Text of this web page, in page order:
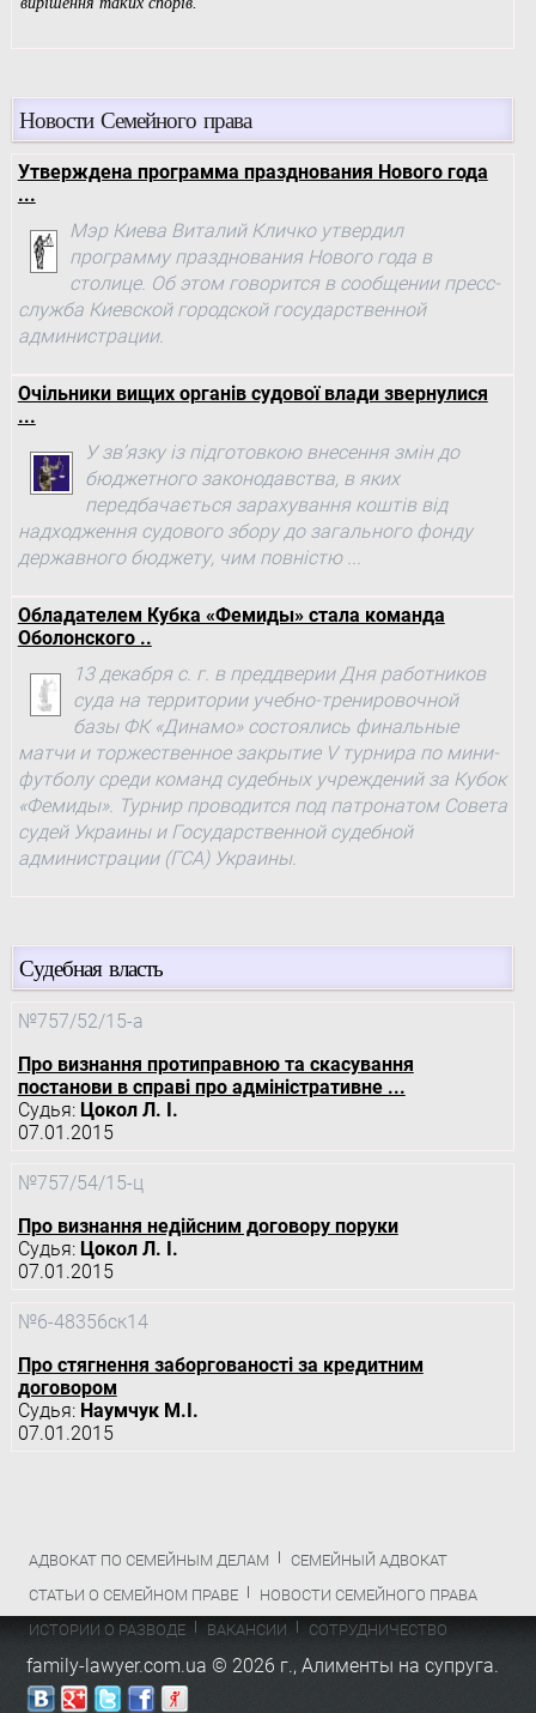
Новости Семейного права
Утверждена программа празднования Нового года
...
Мэр Киева Виталий Кличко утвердил
программу празднования Нового года в
столице. Об этом говорится в сообщении пресс-
служба Киевской городской государственной
администрации.
Очільники вищих органів судової влади звернулися
...
У зв’язку із підготовкою внесення змін до
бюджетного законодавства, в яких
передбачається зарахування коштів від
надходження судового збору до загального фонду
державного бюджету, чим повністю ...
Обладателем Кубка «Фемиды» стала команда
Оболонского ..
13 декабря с. г. в преддверии Дня работников
суда на территории учебно-тренировочной
базы ФК «Динамо» состоялись финальные
матчи и торжественное закрытие V турнира по мини-
футболу среди команд судебных учреждений за Кубок
«Фемиды». Турнир проводится под патронатом Совета
судей Украины и Государственной судебной
администрации (ГСА) Украины.
Судебная власть
№757/52/15-а
Про визнання протиправною та скасування
постанови в справі про адміністративне ...
Судья: Цокол Л. І.
07.01.2015
№757/54/15-ц
Про визнання недійсним договору поруки
Судья: Цокол Л. І.
07.01.2015
№6-48356ск14
Про стягнення заборгованості за кредитним
договором
Судья: Наумчук М.І.
07.01.2015
АДВОКАТ ПО СЕМЕЙНЫМ ДЕЛАМ
СЕМЕЙНЫЙ АДВОКАТ
СТАТЬИ О СЕМЕЙНОМ ПРАВЕ
НОВОСТИ СЕМЕЙНОГО ПРАВА
ИСТОРИИ О РАЗВОДЕ
ВАКАНСИИ СОТРУДНИЧЕСТВО
family-lawyer.com.ua © 2026 г.,Алименты на супруга.